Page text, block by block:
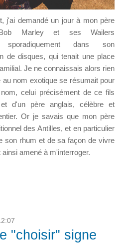
j'ai demandé un jour à mon père
Marley et ses Wailers
sporadiquement dans son
de disques, qui tenait une place
Je ne connaissais alors rien
nom exotique se résumait pour
celui précisément de ce fils
d'un père anglais, célèbre et
Or je savais que mon père
des Antilles, et en particulier
son rhum et de sa façon de vivre
amené à m'interroger.
"choisir" signe